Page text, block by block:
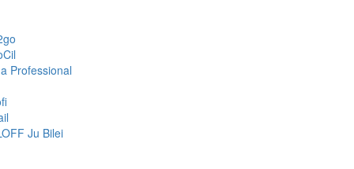
Professional
Ju Bilei